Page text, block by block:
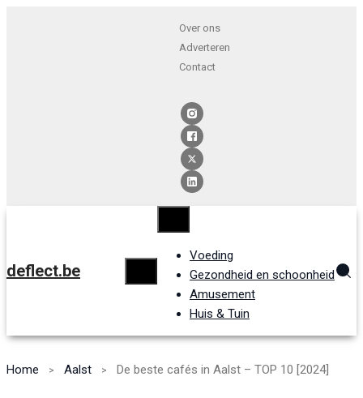
Over ons
Adverteren
Contact
deflect.be
Voeding
Gezondheid en schoonheid
Amusement
Huis & Tuin
Home Aalst De beste cafés in Aalst – TOP 10 [2024]